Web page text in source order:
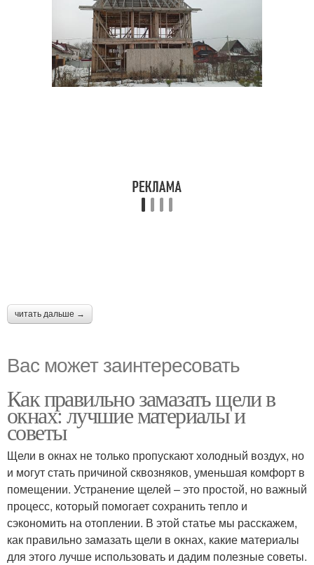
читать дальше →
Вас может заинтересовать
Как правильно замазать щели в
окнах: лучшие материалы и
советы
Щели в окнах не только пропускают холодный воздух, но
и могут стать причиной сквозняков, уменьшая комфорт в
помещении. Устранение щелей – это простой, но важный
процесс, который помогает сохранить тепло и
сэкономить на отоплении. В этой статье мы расскажем,
как правильно замазать щели в окнах, какие материалы
для этого лучше использовать и дадим полезные советы.